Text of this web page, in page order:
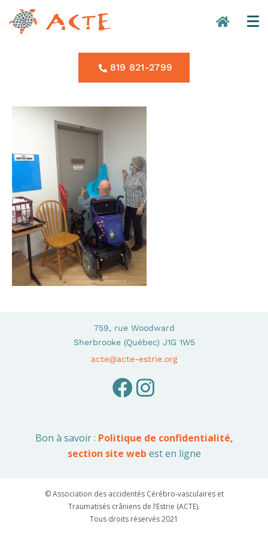
819 821-2799
759, rue Woodward
Sherbrooke (Québec) J1G 1W5
acte@acte-estrie.org
Bon à savoir : Politique de confidentialité,
section site web est en ligne
© Association des accidentés Cérébro-vasculaires et
Traumatisés crâniens de l’Estrie (ACTE).
Tous droits réservés 2021